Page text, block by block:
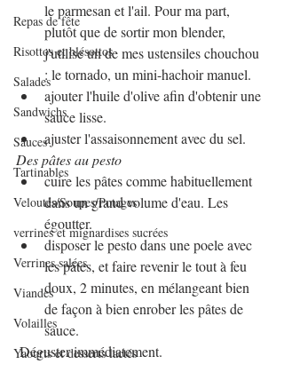
Repas de fête
Risottos et blésottos
Salades
Sandwichs
Sauces
Tartinables
Veloutés/Soupes/Potages
verrines et mignardises sucrées
Verrines salées
Viandes
Volailles
Yaourts et desserts lactés
le parmesan et l'ail. Pour ma part,
plutôt que de sortir mon blender,
j'utilise un de mes ustensiles chouchou
: le tornado, un mini-hachoir manuel.
ajouter l'huile d'olive afin d'obtenir une
sauce lisse.
ajuster l'assaisonnement avec du sel.
Des pâtes au pesto
cuire les pâtes comme habituellement
dans un grand volume d'eau. Les
égoutter.
disposer le pesto dans une poele avec
les pâtes, et faire revenir le tout à feu
doux, 2 minutes, en mélangeant bien
de façon à bien enrober les pâtes de
sauce.
Déguster immédiatement.